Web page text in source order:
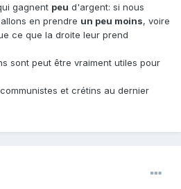
gagnent peu d'argent: si nous
en prendre un peu moins, voire
ce que la droite leur prend
sont peut être vraiment utiles pour
et crétins au dernier